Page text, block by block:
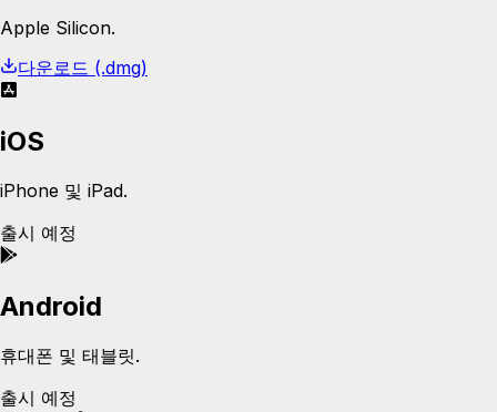
Apple Silicon.
다운로드 (.dmg)
iOS
iPhone 및 iPad.
출시 예정
Android
휴대폰 및 태블릿.
출시 예정